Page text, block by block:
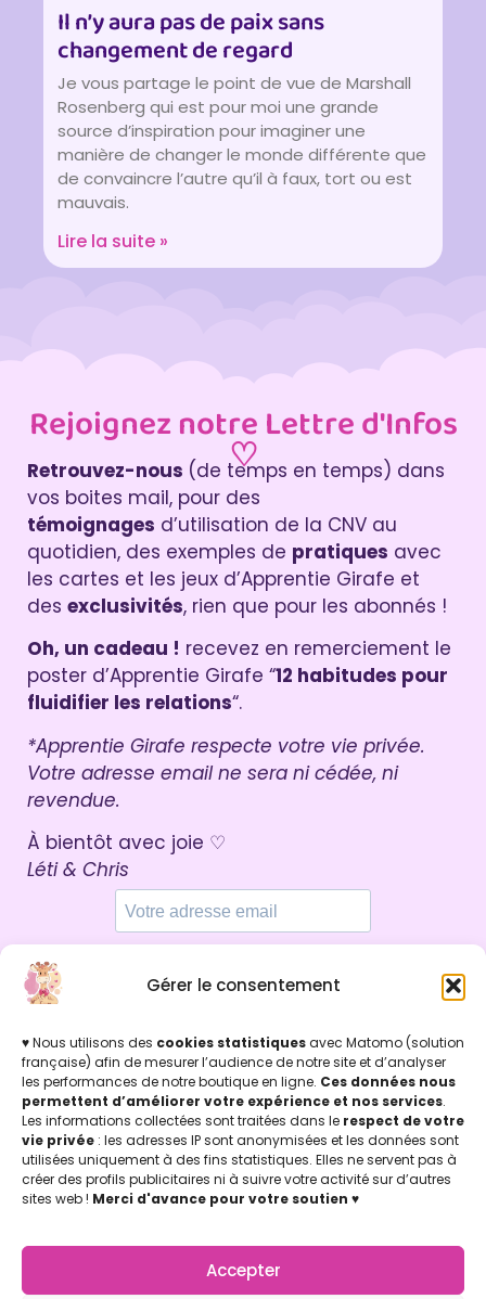
Gérer le consentement
♥ Nous utilisons des cookies statistiquesavec Matomo (solution
française) afin de mesurer l’audience de notre site et d’analyser
les performances de notre boutique en ligne. Ces données nous
permettent d’améliorer votre expérience et nos services.
Les informations collectées sont traitées dans le respect de votre
vie privée : les adresses IP sont anonymisées et les données sont
utilisées uniquement à des fins statistiques. Elles ne servent pas à
créer des profils publicitaires ni à suivre votre activité sur d’autres
sites web ! Merci d'avance pour votre soutien ♥
Accepter
Il n’y aura pas de paix sans
changement de regard
Je vous partage le point de vue de Marshall
Rosenberg qui est pour moi une grande
source d’inspiration pour imaginer une
manière de changer le monde différente que
de convaincre l’autre qu’il à faux, tort ou est
mauvais.
Lire la suite »
Rejoignez notre Lettre d'Infos
♡
Retrouvez-nous (de temps en temps) dans
vos boites mail, pour des
témoignages d’utilisation de la CNV au
quotidien, des exemples de pratiques avec
les cartes et les jeux d’Apprentie Girafe et
des exclusivités, rien que pour les abonnés !
Oh, un cadeau ! recevez en remerciement le
poster d’Apprentie Girafe “12 habitudes pour
fluidifier les relations“.
*Apprentie Girafe respecte votre vie privée.
Votre adresse email ne sera ni cédée, ni
revendue.
À bientôt avec joie ♡
Léti & Chris
Par ici !
INFOS LÉGALES
Mentions légales & Politique de confidentialité
Politique de cookies
Conditions Générales de Vente (CGV)
Licence d'utilisation
Concu par Marion Jicoulat avec ♡
APPRENTIE GIRAFE